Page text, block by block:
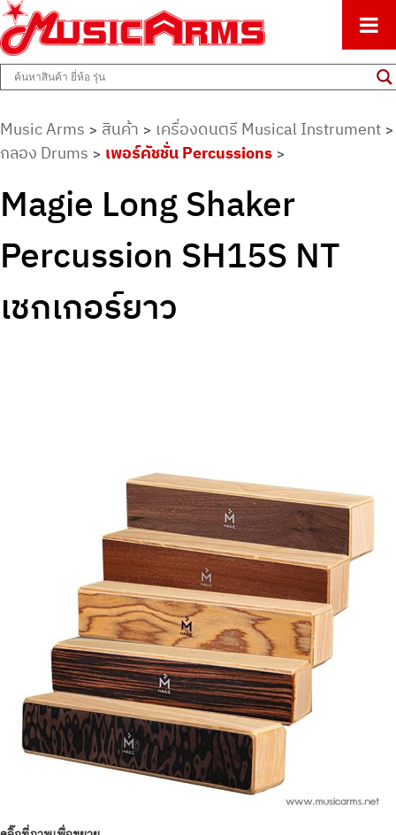
Music Arms
ศูนย์รวมครื่องดนตรีทุกชนิด ตั้งแต่เริ่มต้นถึงมืออาชีพ
Music Arms > สินค้า > เครื่องดนตรี Musical Instrument >
กลอง Drums > เพอร์คัชชั่น Percussions >
Magie Long Shaker
Percussion SH15S NT
เชกเกอร์ยาว